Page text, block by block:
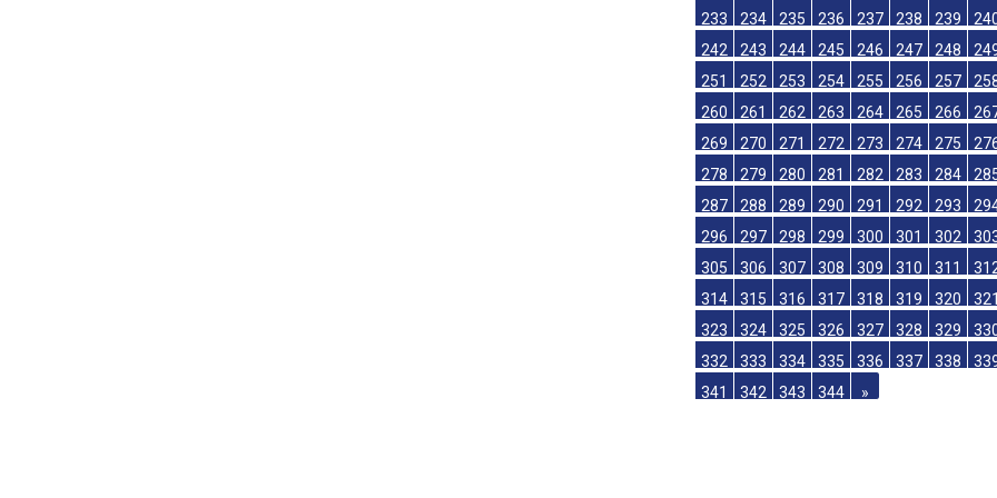
215
216 217 218 219 220 221
224
225 226 227 228 229 230
233
234 235 236 237 238 239
242
243 244 245 246 247 248
251
252 253 254 255 256 257
260
261 262 263 264 265 266
269
270 271 272 273 274 275
278
279 280 281 282 283 284
287
288 289 290 291 292 293
296
297 298 299 300 301 302 303
305
306 307 308 309 310 311
314
315 316 317 318 319 320
323
324 325 326 327